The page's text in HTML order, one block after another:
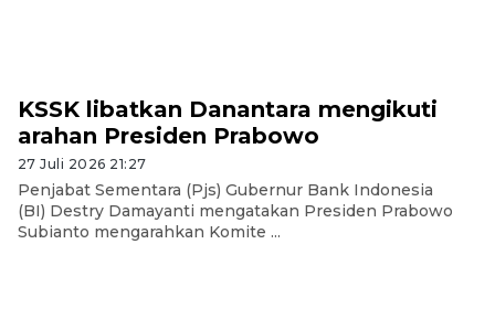
KSSK libatkan Danantara mengikuti
arahan Presiden Prabowo
27 Juli 2026 21:27
Penjabat Sementara (Pjs) Gubernur Bank Indonesia
(BI) Destry Damayanti mengatakan Presiden Prabowo
Subianto mengarahkan Komite ...